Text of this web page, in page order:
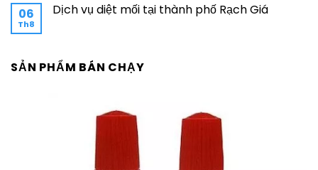
06
Th8
Dịch vụ diệt mối tại thành phố Rạch Giá
SẢN PHẨM BÁN CHẠY